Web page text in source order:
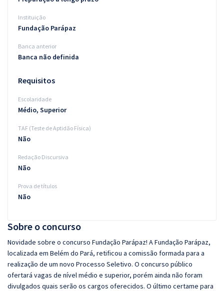
Blog
Aprovados
Sobre o concurso
Novidade sobre o concurso Fundação Parápaz! A Fundação Parápaz,
localizada em Belém do Pará, retificou a comissão formada para a
realização de um novo Processo Seletivo. O concurso público
ofertará vagas de nível médio e superior, porém ainda não foram
divulgados quais serão os cargos oferecidos. O último certame para
Instituição
Fundação Parápaz
Banca anterior
Banca não definida
Requisitos
Escolaridade
Médio, Superior
TAF (Teste de Aptidão Física)
Não
Redação Discursiva
Não
Prova de títulos
Não